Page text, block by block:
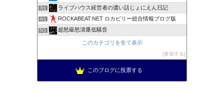
3位 ライブハウス経営者の濃い話じょにえん日記
4位 ROCKABEAT.NET ロカビリー総合情報ブログ版
5位 超怒級怒濤重低騒音
このカテゴリを全て表示
参加する
このブログに投票する